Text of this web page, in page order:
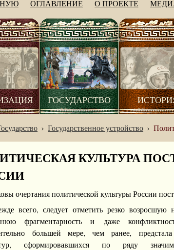
ОГЛАВЛЕНИЕ О ПРОЕКТЕ
ГОСУДАРСТВО
› Государственное устройство ›
КУЛЬТУРА
очертания политической культуры России
всего, следует отметить резко возросшую
фрагментарность и даже
большей мере, чем ранее,
сформировавшихся по ряду